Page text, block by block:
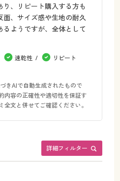
り、リピート購入する方も
面、サイズ感や生地の耐久
ようですが、全体として
速乾性
リピート
きAIで自動生成されたもので
内容の正確性や適切性を保証す
全文と併せてご確認ください。
詳細フィルター